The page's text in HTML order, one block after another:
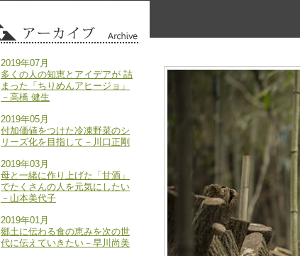
2019年07月
多くの人の知恵とアイデアが 詰
まった「ちりめんアヒージョ」
－高橋 健生
2019年05月
付加価値をつけた冷凍野菜のシ
リーズ化を目指して－川口正剛
2019年03月
母と一緒に作り上げた「甘酒」
でたくさんの人を元気にしたい
－山本美代子
2019年01月
郷土に伝わる食の恵みを次の世
代に伝えていきたい－早川尚美